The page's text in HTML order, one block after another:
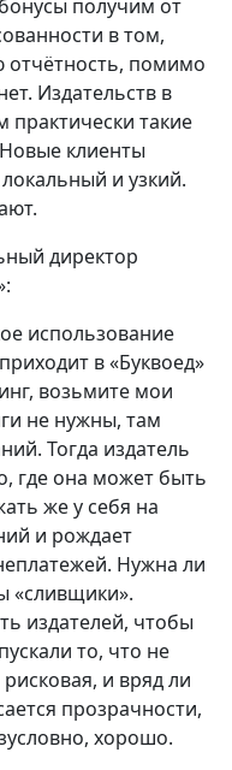
получим от
в том,
отчётность, помимо
Издательств в
практически такие
клиенты
и узкий.
директор
использование
в «Буквоед»
возьмите мои
не нужны, там
Тогда издатель
где она может быть
же у себя на
и рождает
Нужна ли
«сливщики».
издателей, чтобы
то, что не
и вряд ли
прозрачности,
хорошо.